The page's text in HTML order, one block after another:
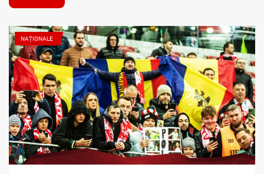
NAȚIONALE